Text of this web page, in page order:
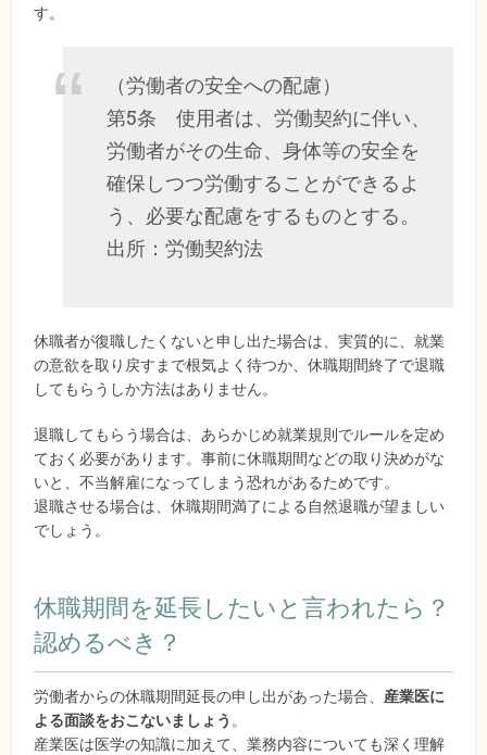
す。
（労働者の安全への配慮）
第5条 使用者は、労働契約に伴い、
労働者がその生命、身体等の安全を
確保しつつ労働することができるよ
う、必要な配慮をするものとする。
出所：労働契約法
休職者が復職したくないと申し出た場合は、実質的に、就業
の意欲を取り戻すまで根気よく待つか、休職期間終了で退職
してもらうしか方法はありません。
退職してもらう場合は、あらかじめ就業規則でルールを定め
ておく必要があります。事前に休職期間などの取り決めがな
いと、不当解雇になってしまう恐れがあるためです。
退職させる場合は、休職期間満了による自然退職が望ましい
でしょう。
休職期間を延長したいと言われたら？
認めるべき？
労働者からの休職期間延長の申し出があった場合、産業医に
よる面談をおこないましょう 。
産業医は医学の知識に加えて、業務内容についても深く理解